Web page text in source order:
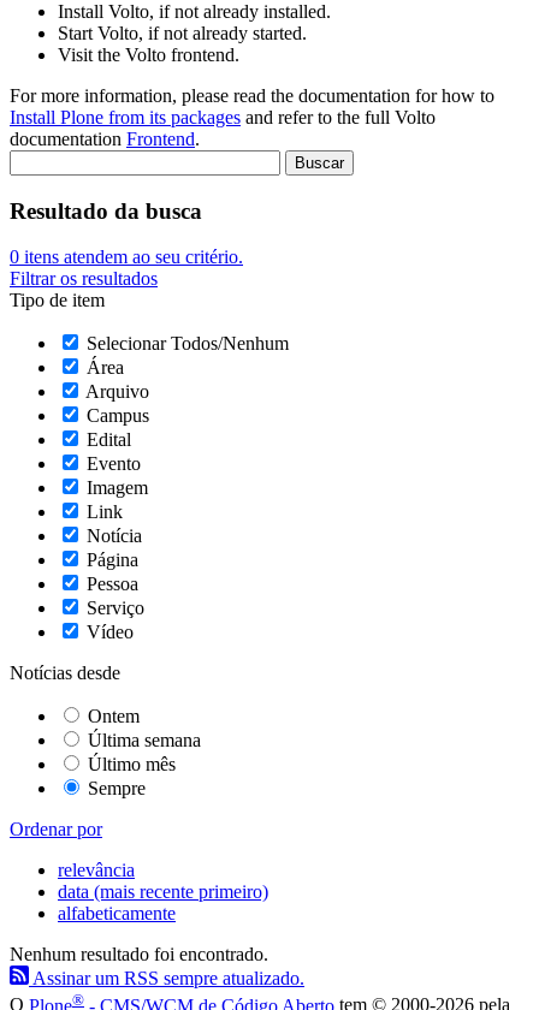
Install Volto, if not already installed.
Start Volto, if not already started.
Visit the Volto frontend.
For more information, please read the documentation for how to
Install Plone from its packages and refer to the full Volto
documentation Frontend.
Resultado da busca
0 itens atendem ao seu critério.
Filtrar os resultados
Tipo de item
Selecionar Todos/Nenhum
Área
Arquivo
Campus
Edital
Evento
Imagem
Link
Notícia
Página
Pessoa
Serviço
Vídeo
Notícias desde
Ontem
Última semana
Último mês
Sempre
Ordenar por
relevância
data (mais recente primeiro)
alfabeticamente
Nenhum resultado foi encontrado.
Assinar um RSS sempre atualizado.
O Plone® - CMS/WCM de Código Aberto tem © 2000-2026 pela